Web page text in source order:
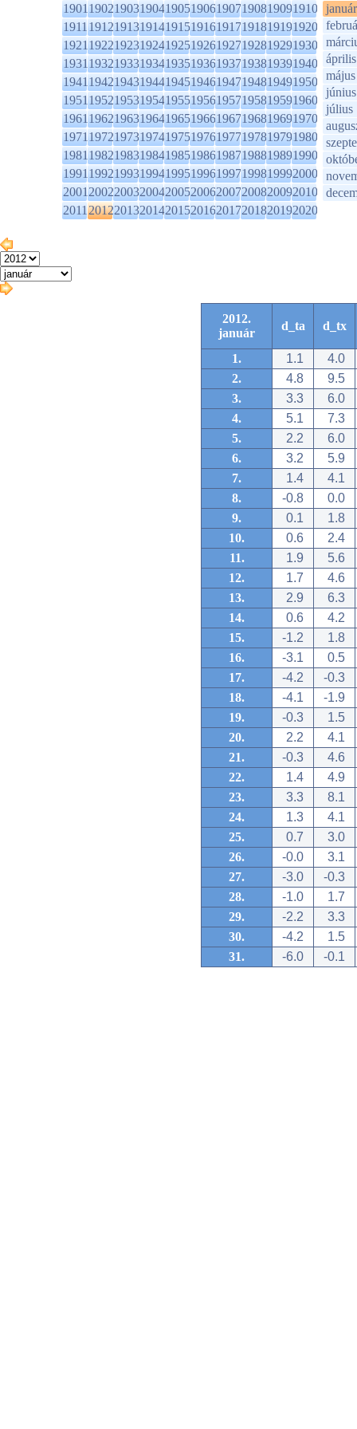
1901190219031904190519061907190819091910
1911191219131914191519161917191819191920
1921192219231924192519261927192819291930
1931193219331934193519361937193819391940
1941194219431944194519461947194819491950
1951195219531954195519561957195819591960
1961196219631964196519661967196819691970
1971197219731974197519761977197819791980
1981198219831984198519861987198819891990
1991199219931994199519961997199819992000
2001200220032004200520062007200820092010
2011201220132014201520162017201820192020
január
április
május
június
július
2012.
január
d_ta d_tx
1. 1.1
4.0
2.
4.8
9.5
3.
3.3
6.0
4.
5.1
7.3
5.
2.2
6.0
6.
3.2
5.9
7.
1.4
4.1
8.
-0.8
0.0
9.
0.1
1.8
10.
0.6
2.4
11.
1.9
5.6
12.
1.7
4.6
13.
2.9
6.3
14.
0.6
4.2
15.
-1.2
1.8
16.
-3.1
0.5
17.
-4.2
-0.3
18.
-4.1
-1.9
19.
-0.3
1.5
20.
2.2
4.1
21.
-0.3
4.6
22.
1.4
4.9
23.
3.3
8.1
24.
1.3
4.1
25.
0.7
3.0
26.
-0.0
3.1
27.
-3.0
-0.3
28.
-1.0
1.7
29.
-2.2
3.3
30.
-4.2
1.5
31.
-6.0 -0.1